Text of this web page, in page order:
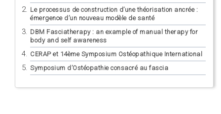
Le processus de construction d’une théorisation ancrée :
émergence d’un nouveau modèle de santé
DBM Fasciatherapy : an example of manual therapy for
body and self awareness
CERAP et 14ème Symposium Ostéopathique International
Symposium d’Ostéopathie consacré au fascia